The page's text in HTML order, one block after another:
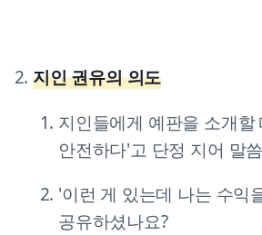
지인 권유의 의도
지인들에게 예판을 소개할
안전하다'고 단정 지어 말
'이런 게 있는데 나는 수익
공유하셨나요?